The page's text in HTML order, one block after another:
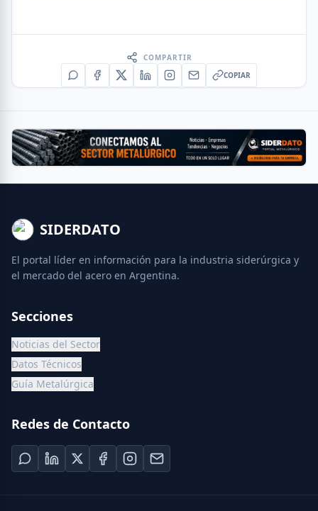
COMPARTIR
COPIAR
SIDERDATO
El portal líder en información para la industria siderúrgica y
el mercado del acero en Argentina.
Secciones
Noticias del Sector
Datos Técnicos
Guía Metalúrgica
Redes de Contacto